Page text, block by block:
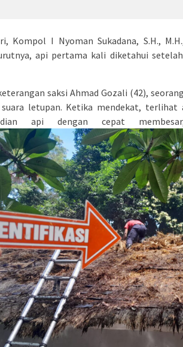
Kompol I Nyoman Sukadana, S.H.,
api pertama kali diketahui
saksi Ahmad Gozali (42),
letupan. Ketika mendekat, terlihat
api dengan cepat